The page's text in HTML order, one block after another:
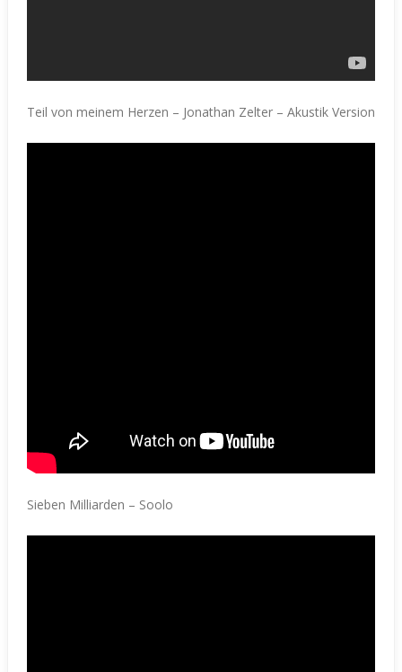
Teil von meinem Herzen – Jonathan Zelter – Akustik Version
Sieben Milliarden – Soolo